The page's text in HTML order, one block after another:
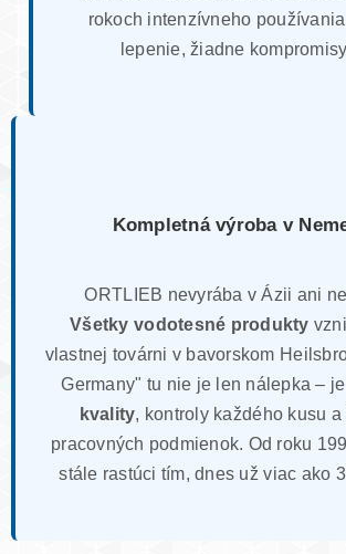
rokoch intenzívneho
lepenie, žiadne
Kompletná výroba v
ORTLIEB nevyrába v Ázii ani
Všetky vodotesné produkty
vlastnej továrni v bavorskom
Germany" tu nie je len nálepka –
kvality, kontroly každého kusu a
pracovných podmienok. Od roku
stále rastúci tím, dnes už viac